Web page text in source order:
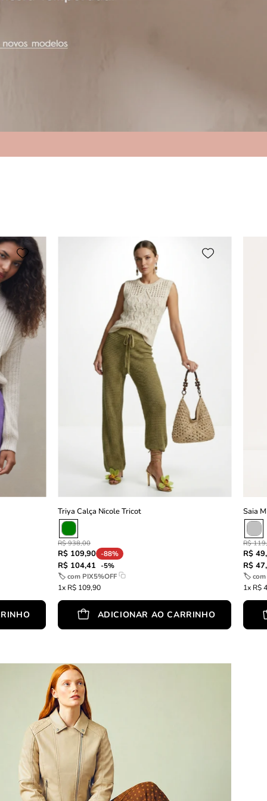
TRIYA
CALÇA
NICOLE
TRICOT
-
VERDE
slideshow
Triya Calça Nicole Tricot
R$ 938,00
R$ 109,90 -88%
R$ 104,41 -5%
🏷 com PIX5%OFF
1x R$ 109,90
ADICIONAR AO CARRINHO
Saia
R$
R$
R$
🏷 com
1x R$